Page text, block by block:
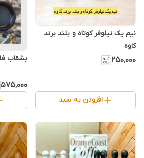
نیم یک نیلوفر کوتاه و بلند برند
کاوه
۲۵۰٬۰۰۰
افزودن به سبد
۵۷۵٬۰۰۰